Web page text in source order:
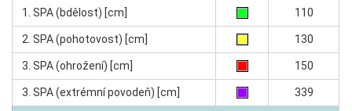
1. SPA (bdělost) [cm] 110
2. SPA (pohotovost) [cm] 130
3. SPA (ohrožení) [cm] 150
3. SPA (extrémní povodeň) [cm] 339